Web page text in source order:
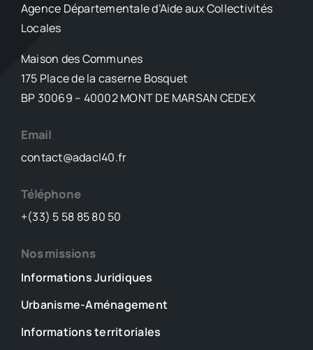
Agence Départementale d’Aide aux Collectivités
Locales
Maison des Communes
175 Place de la caserne Bosquet
BP 30069 – 40002 MONT DE MARSAN CEDEX
Email
contact@adacl40.fr
Téléphone
+(33) 5 58 85 80 50
Nos missions
Informations Juridiques
Urbanisme-Aménagement
Informations territoriales